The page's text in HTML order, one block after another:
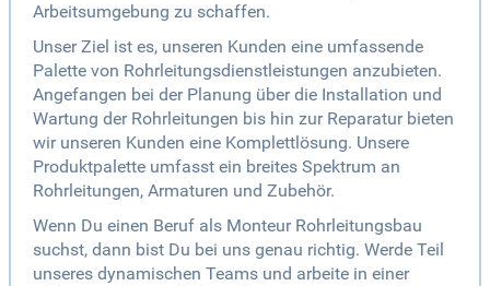
Arbeitsumgebung zu schaffen.
Unser Ziel ist es, unseren Kunden eine umfassende
Palette von Rohrleitungsdienstleistungen anzubieten.
Angefangen bei der Planung über die Installation und
Wartung der Rohrleitungen bis hin zur Reparatur bieten
wir unseren Kunden eine Komplettlösung. Unsere
Produktpalette umfasst ein breites Spektrum an
Rohrleitungen, Armaturen und Zubehör.
Wenn Du einen Beruf als Monteur Rohrleitungsbau
suchst, dann bist Du bei uns genau richtig. Werde Teil
unseres dynamischen Teams und arbeite in einer